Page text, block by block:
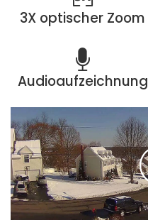
3X optischer Zoom
Audioaufzeichnung